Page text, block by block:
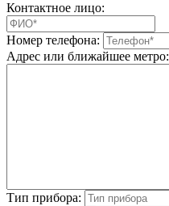
Контактное лицо:
Номер телефона:
Адрес или ближайшее метро:
Тип прибора: